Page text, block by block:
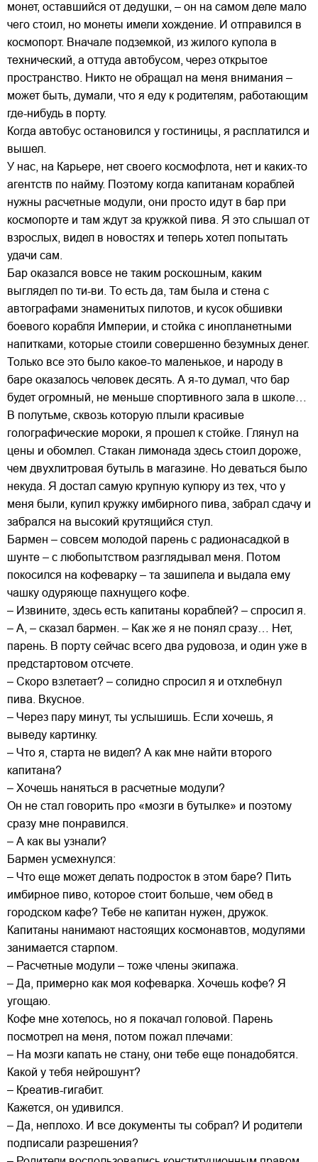
монет, оставшийся от дедушки, – он на самом деле мало
чего стоил, но монеты имели хождение. И отправился в
космопорт. Вначале подземкой, из жилого купола в
технический, а оттуда автобусом, через открытое
пространство. Никто не обращал на меня внимания –
может быть, думали, что я еду к родителям, работающим
где-нибудь в порту.
Когда автобус остановился у гостиницы, я расплатился и
вышел.
У нас, на Карьере, нет своего космофлота, нет и каких-то
агентств по найму. Поэтому когда капитанам кораблей
нужны расчетные модули, они просто идут в бар при
космопорте и там ждут за кружкой пива. Я это слышал от
взрослых, видел в новостях и теперь хотел попытать
удачи сам.
Бар оказался вовсе не таким роскошным, каким
выглядел по ти-ви. То есть да, там была и стена с
автографами знаменитых пилотов, и кусок обшивки
боевого корабля Империи, и стойка с инопланетными
напитками, которые стоили совершенно безумных денег.
Только все это было какое-то маленькое, и народу в
баре оказалось человек десять. А я-то думал, что бар
будет огромный, не меньше спортивного зала в школе…
В полутьме, сквозь которую плыли красивые
голографические мороки, я прошел к стойке. Глянул на
цены и обомлел. Стакан лимонада здесь стоил дороже,
чем двухлитровая бутыль в магазине. Но деваться было
некуда. Я достал самую крупную купюру из тех, что у
меня были, купил кружку имбирного пива, забрал сдачу и
забрался на высокий крутящийся стул.
Бармен – совсем молодой парень с радионасадкой в
шунте – с любопытством разглядывал меня. Потом
покосился на кофеварку – та зашипела и выдала ему
чашку одуряюще пахнущего кофе.
– Извините, здесь есть капитаны кораблей? – спросил я.
– А, – сказал бармен. – Как же я не понял сразу… Нет,
парень. В порту сейчас всего два рудовоза, и один уже в
предстартовом отсчете.
– Скоро взлетает? – солидно спросил я и отхлебнул
пива. Вкусное.
– Через пару минут, ты услышишь. Если хочешь, я
выведу картинку.
– Что я, старта не видел? А как мне найти второго
капитана?
– Хочешь наняться в расчетные модули?
Он не стал говорить про «мозги в бутылке» и поэтому
сразу мне понравился.
– А как вы узнали?
Бармен усмехнулся:
– Что еще может делать подросток в этом баре? Пить
имбирное пиво, которое стоит больше, чем обед в
городском кафе? Тебе не капитан нужен, дружок.
Капитаны нанимают настоящих космонавтов, модулями
занимается старпом.
– Расчетные модули – тоже члены экипажа.
– Да, примерно как моя кофеварка. Хочешь кофе? Я
угощаю.
Кофе мне хотелось, но я покачал головой. Парень
посмотрел на меня, потом пожал плечами:
– На мозги капать не стану, они тебе еще понадобятся.
Какой у тебя нейрошунт?
– Креатив-гигабит.
Кажется, он удивился.
– Да, неплохо. И все документы ты собрал? И родители
подписали разрешения?